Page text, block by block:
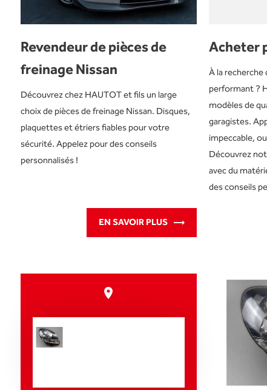
Revendeur de pièces de
freinage Nissan
Découvrez chez HAUTOT et fils un large
choix de pièces de freinage Nissan. Disques,
plaquettes et étriers fiables pour votre
sécurité. Appelez pour des conseils
personnalisés !
EN SAVOIR PLUS
Acheter
À la
performant ?
modèles de
garagistes.
impeccable,
Découvrez
avec du
des conseils
place